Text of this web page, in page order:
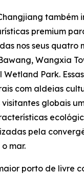
também
premium
nos seus quatro
Wangxia
Park.
com aldeias
globais
pela
mar.
porto de livre